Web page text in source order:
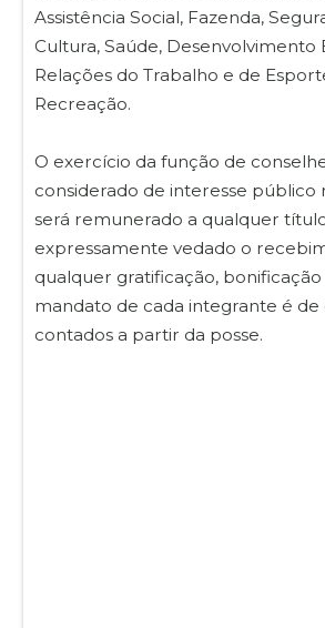
Assistência Social, Fazenda,
Cultura, Saúde, Desenvolvimento
Relações do Trabalho e de
Recreação.
O exercício da função de
considerado de interesse público
será remunerado a qualquer
expressamente vedado o
qualquer gratificação,
mandato de cada integrante é de
contados a partir da posse.